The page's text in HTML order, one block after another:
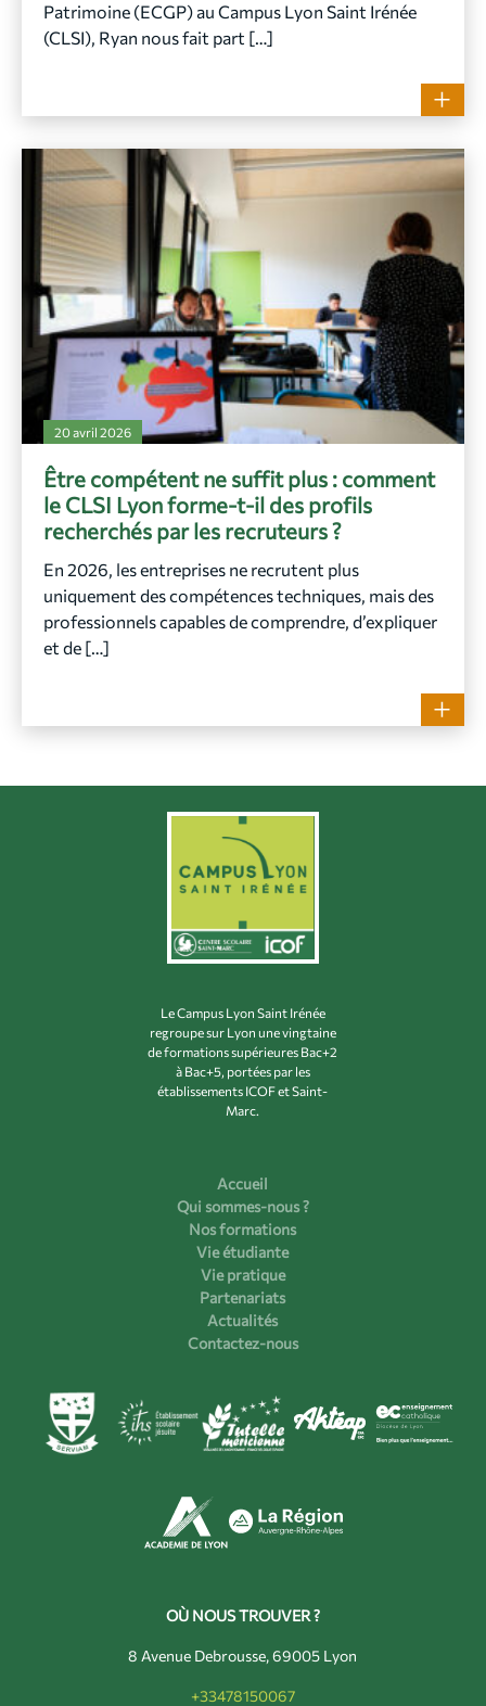
Patrimoine (ECGP) au Campus Lyon Saint Irénée
(CLSI), Ryan nous fait part […]
20 avril 2026
Être compétent ne suffit plus : comment
le CLSI Lyon forme-t-il des profils
recherchés par les recruteurs ?
En 2026, les entreprises ne recrutent plus
uniquement des compétences techniques, mais des
professionnels capables de comprendre, d’expliquer
et de […]
Le Campus Lyon Saint Irénée
regroupe sur Lyon une vingtaine
de formations supérieures Bac+2
à Bac+5, portées par les
établissements ICOF et Saint-
Marc.
Accueil
Qui sommes-nous ?
Nos formations
Vie étudiante
Vie pratique
Partenariats
Actualités
Contactez-nous
OÙ NOUS TROUVER ?
8 Avenue Debrousse, 69005 Lyon
+33478150067